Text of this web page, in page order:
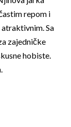
repom i
Sa
zajedničke
hobiste.